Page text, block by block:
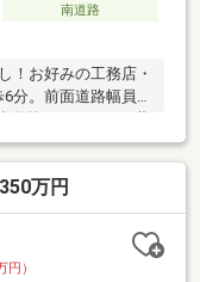
南道路
！お好みの工務店・
分。前面道路幅員約
学校、スーパー、薬
万円
円）